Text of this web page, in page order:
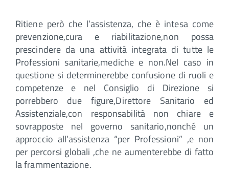
Ritiene però che l’assistenza, che è intesa come
prevenzione,cura e riabilitazione,non possa
prescindere da una attività integrata di tutte le
Professioni sanitarie,mediche e non.Nel caso in
questione si determinerebbe confusione di ruoli e
competenze e nel Consiglio di Direzione si
porrebbero due figure,Direttore Sanitario ed
Assistenziale,con responsabilità non chiare e
sovrapposte nel governo sanitario,nonché un
approccio all’assistenza “per Professioni” ,e non
per percorsi globali ,che ne aumenterebbe di fatto
la frammentazione.